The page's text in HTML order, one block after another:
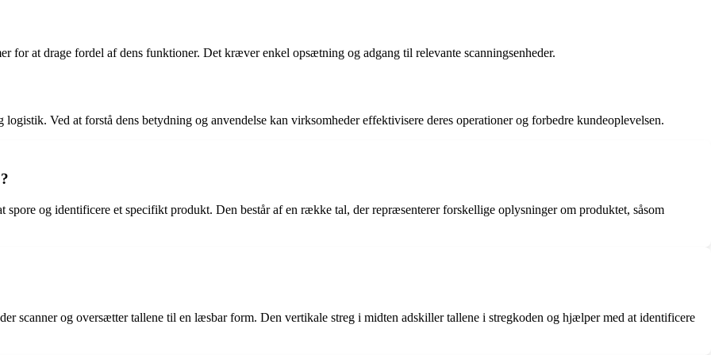
for at drage fordel af dens funktioner. Det kræver enkel opsætning og adgang til relevante scanningsenheder.
Ved at forstå dens betydning og anvendelse kan virksomheder effektivisere deres operationer og forbedre kundeoplevelsen.
og identificere et specifikt produkt. Den består af en række tal, der repræsenterer forskellige oplysninger om produktet, såsom
scanner og oversætter tallene til en læsbar form. Den vertikale streg i midten adskiller tallene i stregkoden og hjælper med at identificere